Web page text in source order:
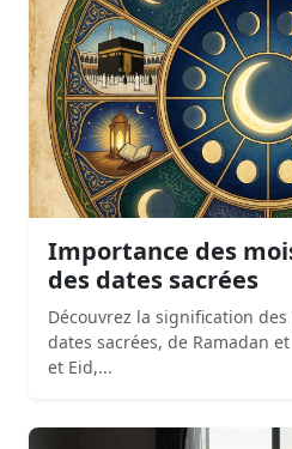
Importance des
des dates sacrées
Découvrez la signification
dates sacrées, de Ramadan
et Eid,...